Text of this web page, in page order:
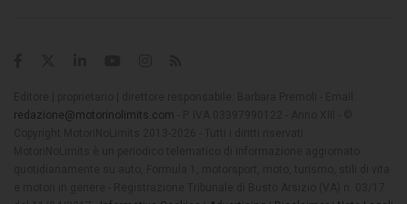
redazione@motorinolimits.com